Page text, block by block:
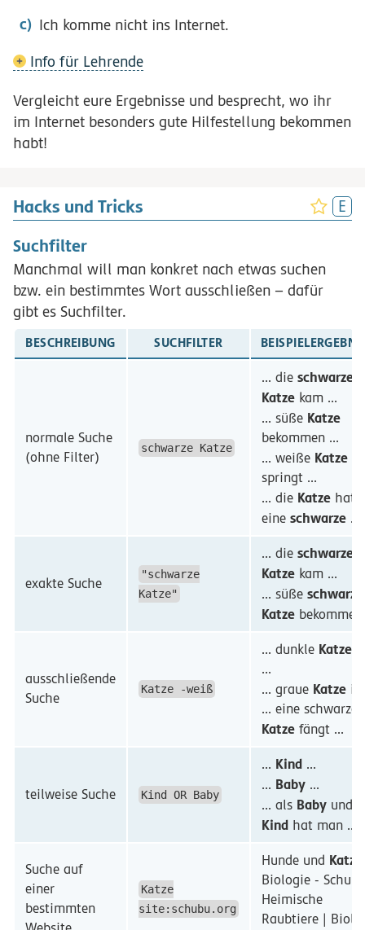
Ich komme nicht ins Internet.
Info für Lehrende
Vergleicht eure Ergebnisse und besprecht, wo ihr
im Internet besonders gute Hilfestellung bekommen
habt!
Hacks und Tricks
Suchfilter
Manchmal will man konkret nach etwas suchen
bzw. ein bestimmtes Wort ausschließen – dafür
gibt es Suchfilter.
BESCHREIBUNG SUCHFILTER
normale Suche
(ohne Filter)
schwarze Katze
... die schwarze
Katzekam ...
... süße Katze
bekommen ...
... weiße Katze
springt ...
... die Katzehat
eine schwarze...
exakte Suche
"schwarze
Katze"
... die schwarze
Katzekam ...
... süße schwarze
Katzebekommen
ausschließende
Suche
Katze -weiß
... dunkle Katze
...
... graue Katzeist
... eine schwarze
Katzefängt ...
teilweise Suche Kind OR Baby
... Kind...
... Baby...
... als Babyund
Kindhat man ...
Suche auf
einer
bestimmten
Katze
site:schubu.org
Hunde und
Biologie -
Heimische
Raubtiere |